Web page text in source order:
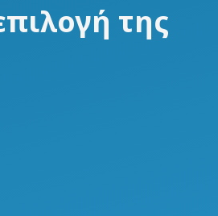
της